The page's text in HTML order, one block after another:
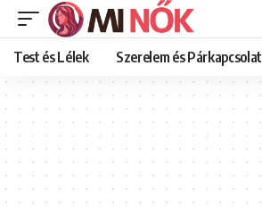
Test és Lélek Szerelem és Párkapcsolat